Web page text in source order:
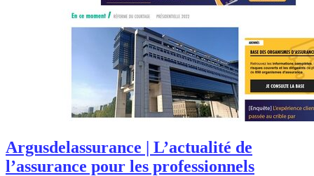
Ar­gusdelassu­ran­ce | L’actualité de
l’assurance pour les profes­sion­nels